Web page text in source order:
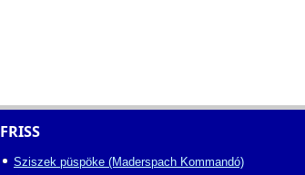
FRISS
Sziszek püspöke (Maderspach Kommandó)